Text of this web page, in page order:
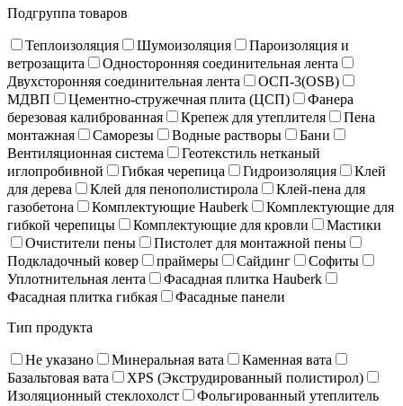
Подгруппа товаров
Теплоизоляция Шумоизоляция
Пароизоляция и
ветрозащита
Односторонняя соединительная лента
Двухсторонняя соединительная лента
ОСП-3(OSB)
МДВП
Цементно-стружечная плита (ЦСП)
Фанера
березовая калиброванная
Крепеж для утеплителя
Пена
монтажная
Саморезы Водные растворы
Бани
Вентиляционная система
Геотекстиль нетканый
иглопробивной
Гибкая черепица Гидроизоляция
Клей
для дерева
Клей для пенополистирола
Клей-пена для
газобетона
Комплектующие Hauberk
Комплектующие для
гибкой черепицы
Комплектующие для кровли
Мастики
Очистители пены
Пистолет для монтажной пены
Подкладочный ковер
праймеры Сайдинг
Софиты
Уплотнительная лента
Фасадная плитка Hauberk
Фасадная плитка гибкая
Фасадные панели
Тип продукта
Не указано Минеральная вата
Каменная вата
Базальтовая вата
XPS (Экструдированный полистирол)
Изоляционный стеклохолст
Фольгированный утеплитель